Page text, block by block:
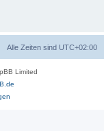
Alle Zeiten sind UTC+02:00
Limited